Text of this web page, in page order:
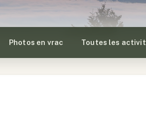
Photos en vrac Toutes les